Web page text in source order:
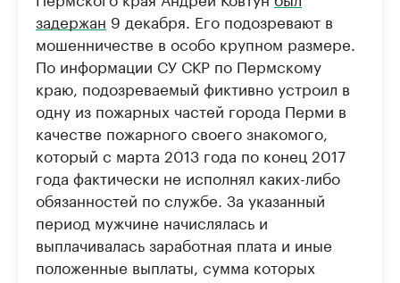
задержан 9 декабря. Его подозревают в
мошенничестве в особо крупном размере.
По информации СУ СКР по Пермскому
краю, подозреваемый фиктивно устроил в
одну из пожарных частей города Перми в
качестве пожарного своего знакомого,
который с марта 2013 года по конец 2017
года фактически не исполнял каких-либо
обязанностей по службе. За указанный
период мужчине начислялась и
выплачивалась заработная плата и иные
положенные выплаты, сумма которых